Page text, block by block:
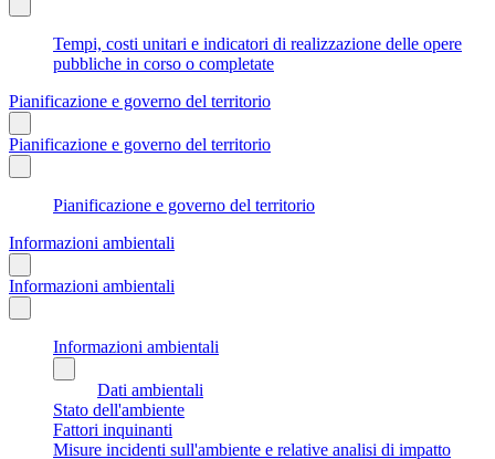
Tempi, costi unitari e indicatori di realizzazione delle opere
pubbliche in corso o completate
Pianificazione e governo del territorio
Pianificazione e governo del territorio
Pianificazione e governo del territorio
Informazioni ambientali
Informazioni ambientali
Informazioni ambientali
Dati ambientali
Stato dell'ambiente
Fattori inquinanti
Misure incidenti sull'ambiente e relative analisi di impatto